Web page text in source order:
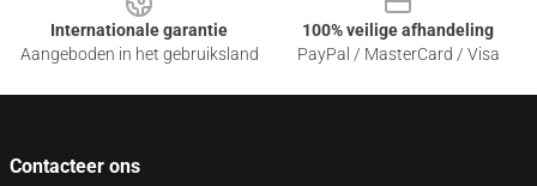
Internationale garantie
Aangeboden in het gebruiksland
100% veilige afhandeling
PayPal / MasterCard / Visa
Contacteer ons